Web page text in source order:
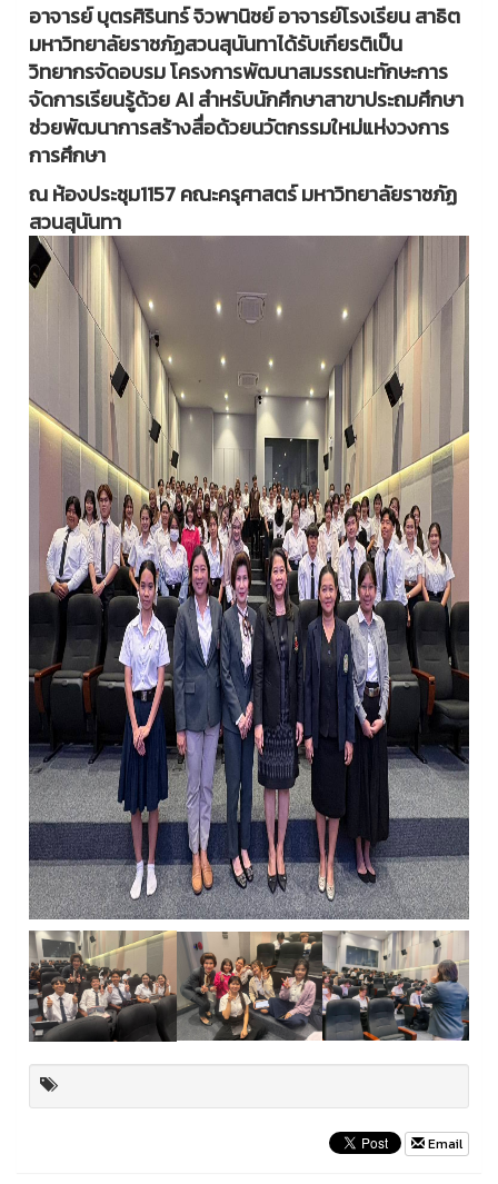
อาจารย์ บุตรศิรินทร์ จิวพานิชย์ อาจารย์โรงเรียน สาธิต
มหาวิทยาลัยราชภัฏสวนสุนันทาได้รับเกียรติเป็น
วิทยากรจัดอบรม โครงการพัฒนาสมรรถนะทักษะการ
จัดการเรียนรู้ด้วย AI สำหรับนักศึกษาสาขาประถมศึกษา
ช่วยพัฒนาการสร้างสื่อด้วยนวัตกรรมใหม่แห่งวงการ
การศึกษา
ณ ห้องประชุม1157 คณะครุศาสตร์ มหาวิทยาลัยราชภัฏ
สวนสุนันทา
Email